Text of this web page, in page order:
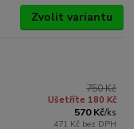
Zvolit variantu
750 Kč
Ušetříte 180 Kč
570 Kč/ks
471 Kč bez DPH